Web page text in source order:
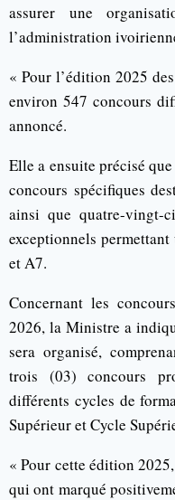
assurer une
l’administration
« Pour l’édition 2025
environ 547 concours
annoncé.
Elle a ensuite précisé
concours spécifiques
ainsi que quatre-vingt-
exceptionnels
et A7.
Concernant les
2026, la Ministre a
sera organisé,
trois (03) concours
différents cycles de
Supérieur et Cycle
« Pour cette édition
qui ont marqué